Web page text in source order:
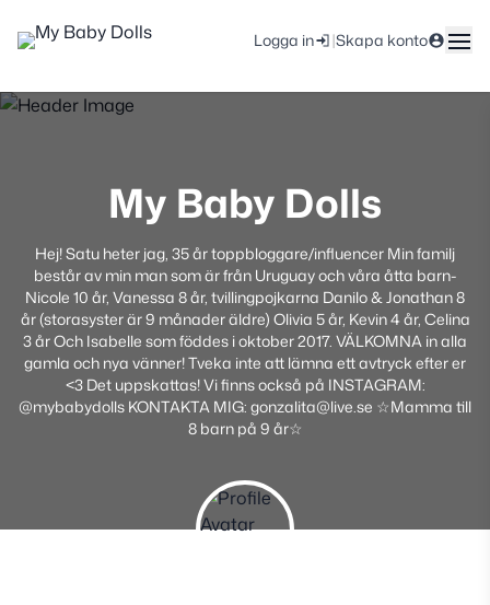
Logga in |Skapa konto
My Baby Dolls
Hej! Satu heter jag, 35 år toppbloggare/influencer Min familj
består av min man som är från Uruguay och våra åtta barn-
Nicole 10 år, Vanessa 8 år, tvillingpojkarna Danilo & Jonathan 8
år (storasyster är 9 månader äldre) Olivia 5 år, Kevin 4 år, Celina
3 år Och Isabelle som föddes i oktober 2017. VÄLKOMNA in alla
gamla och nya vänner! Tveka inte att lämna ett avtryck efter er
<3 Det uppskattas! Vi finns också på INSTAGRAM:
@mybabydolls KONTAKTA MIG: gonzalita@live.se ☆Mamma till
8 barn på 9 år☆